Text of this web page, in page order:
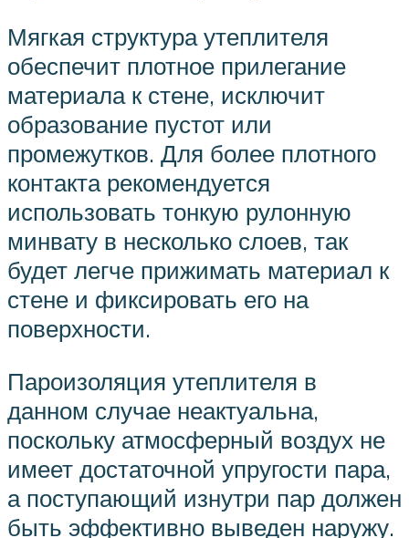
Мягкая структура утеплителя
обеспечит плотное прилегание
материала к стене, исключит
образование пустот или
промежутков. Для более плотного
контакта рекомендуется
использовать тонкую рулонную
минвату в несколько слоев, так
будет легче прижимать материал к
стене и фиксировать его на
поверхности.
Пароизоляция утеплителя в
данном случае неактуальна,
поскольку атмосферный воздух не
имеет достаточной упругости пара,
а поступающий изнутри пар должен
быть эффективно выведен наружу.